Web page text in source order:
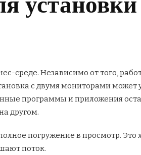
среде. Независимо от того,
с двумямониторами может
программы и приложения
другом.
погружение в просмотр. Это
поток.